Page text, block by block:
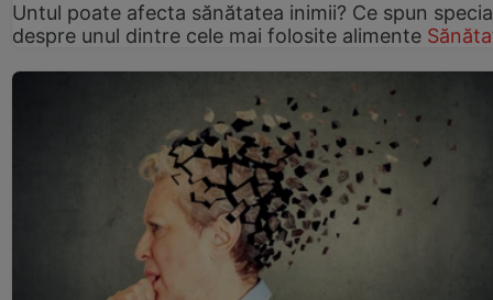
Untul poate afecta sănătatea inimii? Ce spun
despre unul dintre cele mai folosite alimente